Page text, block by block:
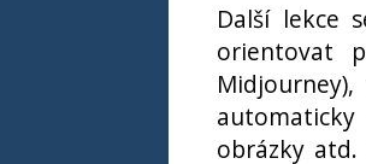
Další lekce
orientovat
obrázky